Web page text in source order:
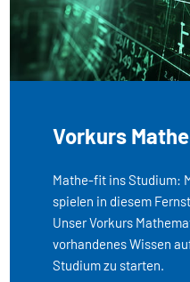
Vorkurs
Mathe-fit ins Studium:
spielen in diesem
Unser Vorkurs
vorhandenes Wissen
Studium zu starten.